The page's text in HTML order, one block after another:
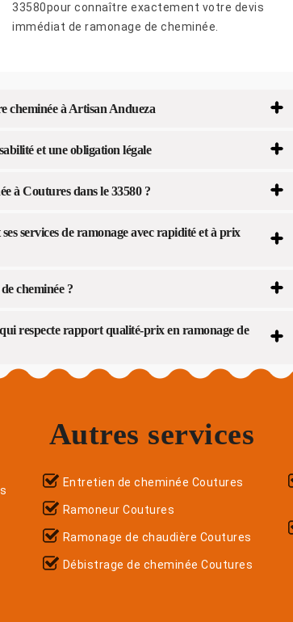
33580pour connaître exactement votre devis
immédiat de ramonage de cheminée.
cheminée à Artisan Andueza
et une obligation légale
à Coutures dans le 33580 ?
services de ramonage avec rapidité et à prix
cheminée ?
respecte rapport qualité-prix en ramonage de
Autres services
Entretien de cheminée Coutures
Ramoneur Coutures
Ramonage de chaudière Coutures
Débistrage de cheminée Coutures